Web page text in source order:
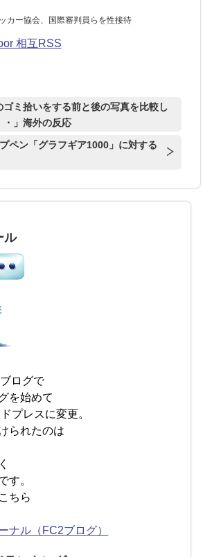
カー協会、国際審判員らを性接待
相互RSS
ゴミ拾いをする前と後の写真を比較し
・」海外の反応
ペン「グラフギア1000」に対する
ル
ログで
を始めて
プレスに変更。
られたのは
す。
ちら
ナル（FC2ブログ）